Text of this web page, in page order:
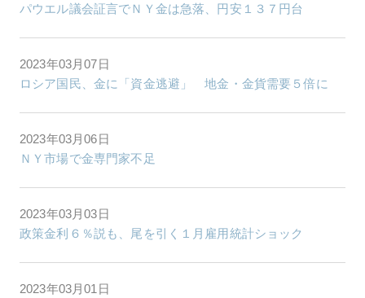
パウエル議会証言でＮＹ金は急落、円安１３７円台
2023年03月07日
ロシア国民、金に「資金逃避」 地金・金貨需要５倍に
2023年03月06日
ＮＹ市場で金専門家不足
2023年03月03日
政策金利６％説も、尾を引く１月雇用統計ショック
2023年03月01日